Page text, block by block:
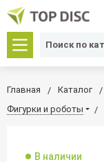
Главная Каталог
Фигурки и роботы
В наличии